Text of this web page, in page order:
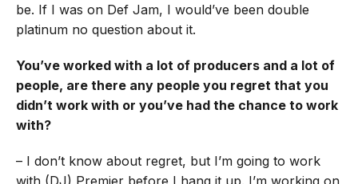
be. If I was on Def Jam, I would’ve been double
platinum no question about it.
You’ve worked with a lot of producers and a lot of
people, are there any people you regret that you
didn’t work with or you’ve had the chance to work
with?
– I don’t know about regret, but I’m going to work
with (DJ) Premier before I hang it up. I’m working on